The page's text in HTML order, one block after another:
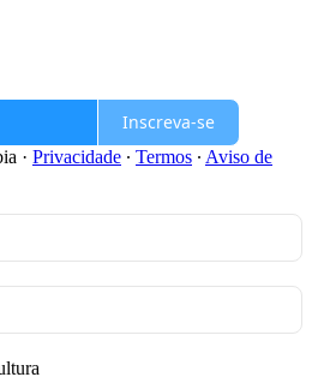
Inscreva-se
· Privacidade ∙ Termos ∙ Aviso de